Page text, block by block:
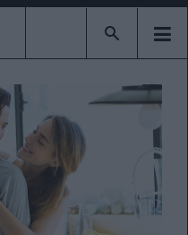
Type 2 or